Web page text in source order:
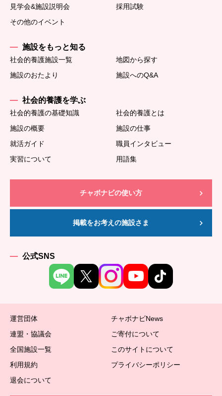
見学会&施設説明会
採用試験
その他のイベント
施設をもっと知る
社会的養護施設一覧
地図から探す
施設のおたより
施設へのQ&A
社会的養護を学ぶ
社会的養護の基礎知識
社会的養護とは
施設の概要
施設の仕事
就活ガイド
職員インタビュー
実習について
用語集
チャボナビの使い方
掲載をお考えの施設さま
公式SNS
運営団体
チャボナビNews
連盟・協議会
ご寄付について
全国施設一覧
このサイトについて
利用規約
プライバシーポリシー
退会について